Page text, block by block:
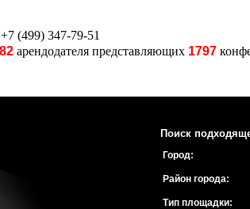
(499) 347-79-51
арендодателя представляющих 1797
Поиск
Город:
Район города:
Тип площадки: